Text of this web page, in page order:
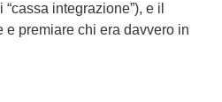
integrazione”), e il
e premiare chi era davvero in